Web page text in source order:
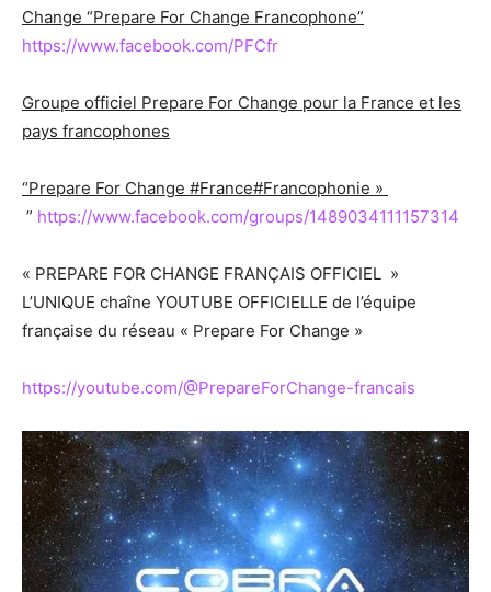
Change “Prepare For Change Francophone”
https://www.facebook.com/PFCfr
Groupe officiel Prepare For Change pour la France et les
pays francophones
“Prepare For Change #France#Francophonie »
” https://www.facebook.com/groups/1489034111157314
« PREPARE FOR CHANGE FRANÇAIS OFFICIEL »
L’UNIQUE chaîne YOUTUBE OFFICIELLE de l’équipe
française du réseau « Prepare For Change »
https://youtube.com/@PrepareForChange-francais